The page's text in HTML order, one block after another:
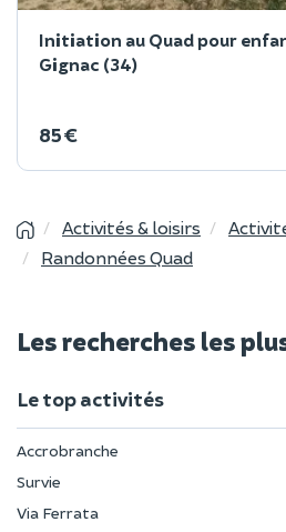
Initiation au Quad pour
Gignac (34)
85 €
Activités & loisirs
Randonnées Quad
Les recherches les
Le top activités
Accrobranche
Survie
Via Ferrata